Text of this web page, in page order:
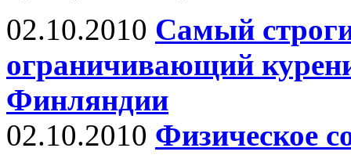
02.10.2010 Самый
ограничивающий
Финляндии
02.10.2010 Физическое